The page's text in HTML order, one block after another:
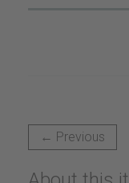
← Previous